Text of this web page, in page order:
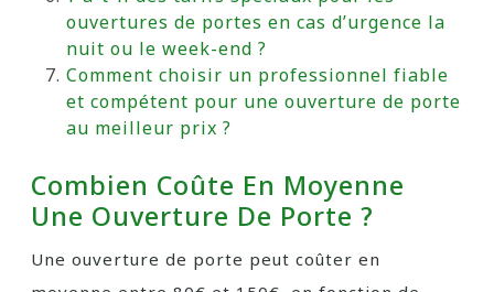
ouvertures de portes en cas d’urgence la
nuit ou le week-end ?
Comment choisir un professionnel fiable
et compétent pour une ouverture de porte
au meilleur prix ?
Combien Coûte En Moyenne
Une Ouverture De Porte ?
Une ouverture de porte peut coûter en